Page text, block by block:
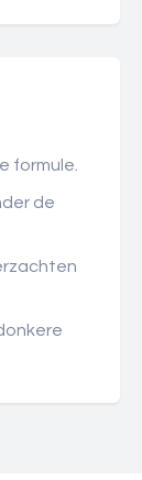
formule.
de